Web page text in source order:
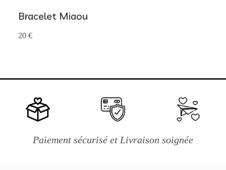
Bracelet Miaou
20 €
Paiement sécurisé et Livraison soignée